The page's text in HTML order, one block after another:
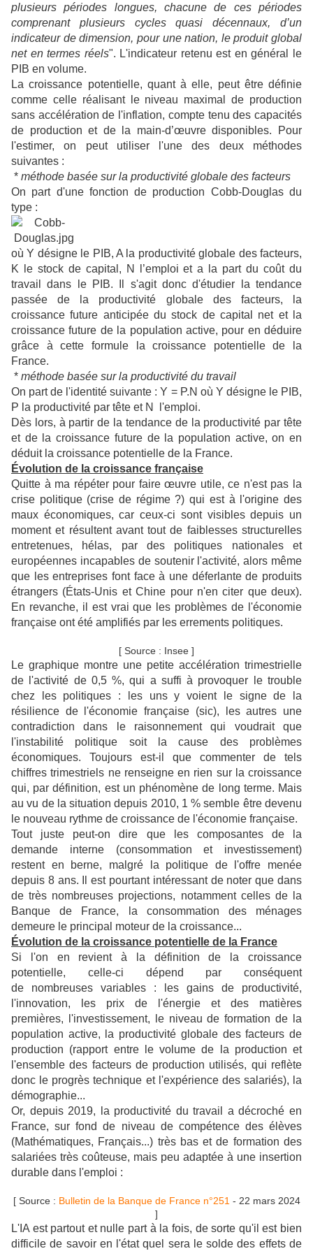
plusieurs périodes longues, chacune de ces périodes
comprenant plusieurs cycles quasi décennaux, d’un
indicateur de dimension, pour une nation, le produit global
net en termes réels". L'indicateur retenu est en général le
PIB en volume.
La croissance potentielle, quant à elle, peut être définie
comme celle réalisant le niveau maximal de production
sans accélération de l'inflation, compte tenu des capacités
de production et de la main-d’œuvre disponibles. Pour
l'estimer, on peut utiliser l'une des deux méthodes
suivantes :
* méthode basée sur la productivité globale des facteurs
On part d'une fonction de production Cobb-Douglas du
type :
où Y désigne le PIB, A la productivité globale des facteurs,
K le stock de capital, N l’emploi et a la part du coût du
travail dans le PIB. Il s'agit donc d'étudier la tendance
passée de la productivité globale des facteurs, la
croissance future anticipée du stock de capital net et la
croissance future de la population active, pour en déduire
grâce à cette formule la croissance potentielle de la
France.
* méthode basée sur la productivité du travail
On part de l'identité suivante : Y = P.N où Y désigne le PIB,
P la productivité par tête et N l'emploi.
Dès lors, à partir de la tendance de la productivité par tête
et de la croissance future de la population active, on en
déduit la croissance potentielle de la France.
Évolution de la croissance française
Quitte à ma répéter pour faire œuvre utile, ce n'est pas la
crise politique (crise de régime ?) qui est à l'origine des
maux économiques, car ceux-ci sont visibles depuis un
moment et résultent avant tout de faiblesses structurelles
entretenues, hélas, par des politiques nationales et
européennes incapables de soutenir l'activité, alors même
que les entreprises font face à une déferlante de produits
étrangers (États-Unis et Chine pour n'en citer que deux).
En revanche, il est vrai que les problèmes de l'économie
française ont été amplifiés par les errements politiques.
[ Source : Insee ]
Le graphique montre une petite accélération trimestrielle
de l'activité de 0,5 %, qui a suffi à provoquer le trouble
chez les politiques : les uns y voient le signe de la
résilience de l'économie française (sic), les autres une
contradiction dans le raisonnement qui voudrait que
l'instabilité politique soit la cause des problèmes
économiques. Toujours est-il que commenter de tels
chiffres trimestriels ne renseigne en rien sur la croissance
qui, par définition, est un phénomène de long terme. Mais
au vu de la situation depuis 2010, 1 % semble être devenu
le nouveau rythme de croissance de l'économie française.
Tout juste peut-on dire que les composantes de la
demande interne (consommation et investissement)
restent en berne, malgré la politique de l'offre menée
depuis 8 ans. Il est pourtant intéressant de noter que dans
de très nombreuses projections, notamment celles de la
Banque de France, l a consommation des ménages
demeure le principal moteur de la croissance...
Évolution de la croissance potentielle de la France
Si l'on en revient à la définition de la croissance
potentielle, celle-ci dépend par conséquent
de nombreuses variables : les gains de productivité,
l'innovation, les prix de l'énergie et des matières
premières, l'investissement, le niveau de formation de la
population active, la productivité globale des facteurs de
production (rapport entre le volume de la production et
l'ensemble des facteurs de production utilisés, qui reflète
donc le progrès technique et l'expérience des salariés), la
démographie...
Or, depuis 2019, la productivité du travail a décroché en
France, sur fond de niveau de compétence des élèves
(Mathématiques, Français...) très bas et de formation des
salariées très coûteuse, mais peu adaptée à une insertion
durable dans l'emploi :
[ Source : Bulletin de la Banque de France n°251 - 22 mars 2024
]
L'IA est partout et nulle part à la fois, de sorte qu'il est bien
difficile de savoir en l'état quel sera le solde des effets de